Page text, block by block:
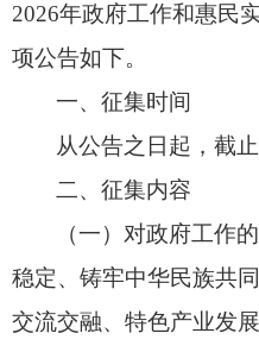
2026年政府工作和惠民
项公告如下。
一、征集时间
从公告之日起，截
二、征集内容
（一）对政府工作的
稳定、 铸牢中华民族共同
交流交融、 特色产业发展